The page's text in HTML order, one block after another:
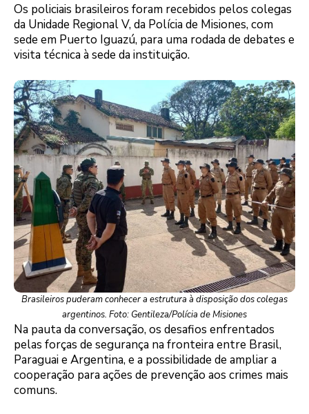
Os policiais brasileiros foram recebidos pelos colegas
da Unidade Regional V, da Polícia de Misiones, com
sede em Puerto Iguazú, para uma rodada de debates e
visita técnica à sede da instituição.
Brasileiros puderam conhecer a estrutura à disposição dos colegas
argentinos. Foto: Gentileza/Polícia de Misiones
Na pauta da conversação, os desafios enfrentados
pelas forças de segurança na fronteira entre Brasil,
Paraguai e Argentina, e a possibilidade de ampliar a
cooperação para ações de prevenção aos crimes mais
comuns.